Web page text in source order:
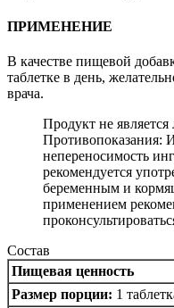
ПРИМЕНЕНИЕ
В качестве пищевой
таблетке в день,
врача.
Продукт не
Противопоказания:
непереносимость
рекомендуется
беременным и
применением
Состав
Пищевая ценность
Размер порции: 1